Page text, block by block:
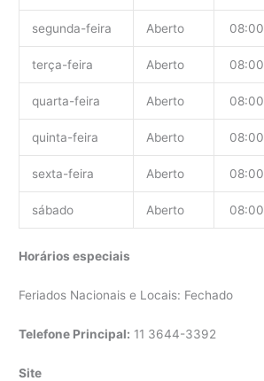
segunda-feira Aberto 08:00
terça-feira Aberto 08:00
quarta-feira Aberto 08:00
quinta-feira Aberto 08:00
sexta-feira Aberto 08:00
sábado Aberto 08:00
Horários especiais
Feriados Nacionais e Locais: Fechado
Telefone Principal: 11 3644-3392
Site